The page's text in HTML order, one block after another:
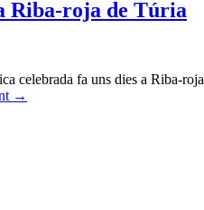
Riba-roja de Túria
celebrada fa uns dies a Riba-
→